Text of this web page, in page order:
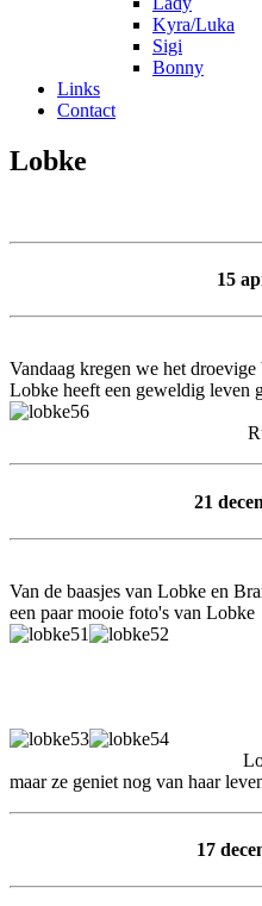
Kyra/Luka
Sigi
Bonny
Links
Contact
Lobke
15
Vandaag kregen we het
Lobke heeft een geweldig leven
Rust zacht
21
Van de baasjes van Lobke en
een paar mooie foto's van Lobke
Lobke is ook
maar ze geniet nog van haar
17